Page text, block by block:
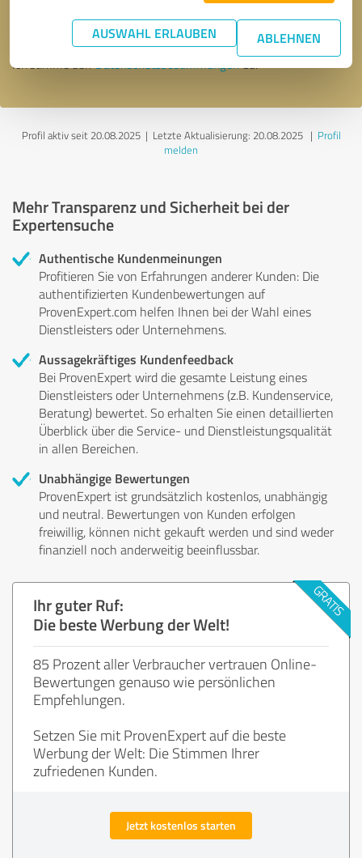
AUSWAHL ERLAUBEN ABLEHNEN
Nachricht senden
Ich stimme denDatenschutzbestimmungenzu.
Profil aktiv seit 20.08.2025 | Letzte Aktualisierung: 20.08.2025| Profil
melden
Mehr Transparenz und Sicherheit bei der
Expertensuche
Authentische Kundenmeinungen
Profitieren Sie von Erfahrungen anderer Kunden: Die
authentifizierten Kundenbewertungen auf
ProvenExpert.com helfen Ihnen bei der Wahl eines
Dienstleisters oder Unternehmens.
Aussagekräftiges Kundenfeedback
Bei ProvenExpert wird die gesamte Leistung eines
Dienstleisters oder Unternehmens (z.B. Kundenservice,
Beratung) bewertet. So erhalten Sie einen detaillierten
Überblick über die Service- und Dienstleistungsqualität
in allen Bereichen.
Unabhängige Bewertungen
ProvenExpert ist grundsätzlich kostenlos, unabhängig
und neutral. Bewertungen von Kunden erfolgen
freiwillig, können nicht gekauft werden und sind weder
finanziell noch anderweitig beeinflussbar.
Ihr guter Ruf:
Die beste Werbung der Welt!
85 Prozent aller Verbraucher vertrauen Online-
Bewertungen genauso wie persönlichen
Empfehlungen.
Setzen Sie mit ProvenExpert auf die beste
Werbung der Welt: Die Stimmen Ihrer
zufriedenen Kunden.
Jetzt kostenlos starten